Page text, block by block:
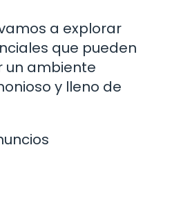
a explorar
que pueden
un ambiente
y lleno de